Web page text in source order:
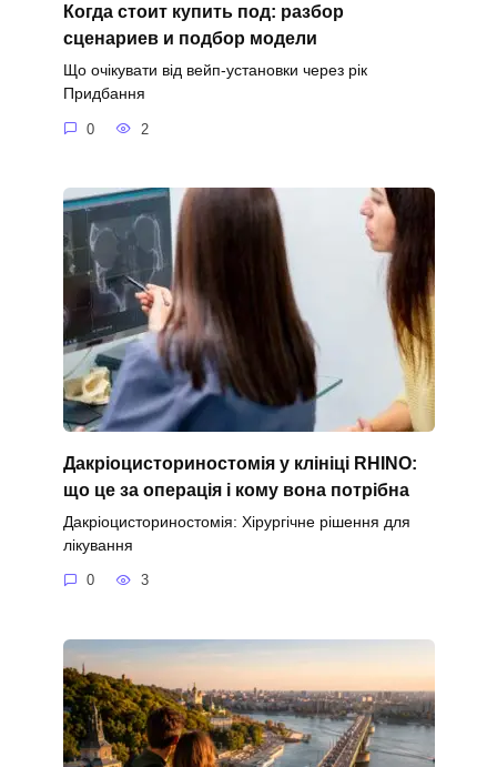
Когда стоит купить под: разбор
сценариев и подбор модели
Що очікувати від вейп-установки через рік
Придбання
0 2
Дакріоцисториностомія у клініці RHINO:
що це за операція і кому вона потрібна
Дакріоцисториностомія: Хірургічне рішення для
лікування
0 3